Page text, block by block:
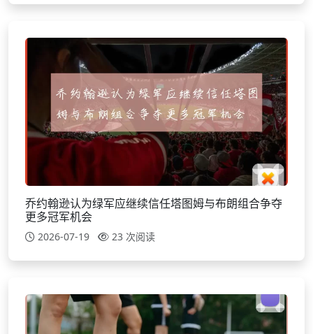
乔约翰逊认为绿军应继续信任塔图姆与布朗组合争夺
更多冠军机会
2026-07-19 23 次阅读